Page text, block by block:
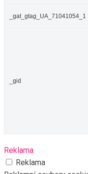
_gat_gtag_UA_71041054_1
_gid
Reklama
Reklama